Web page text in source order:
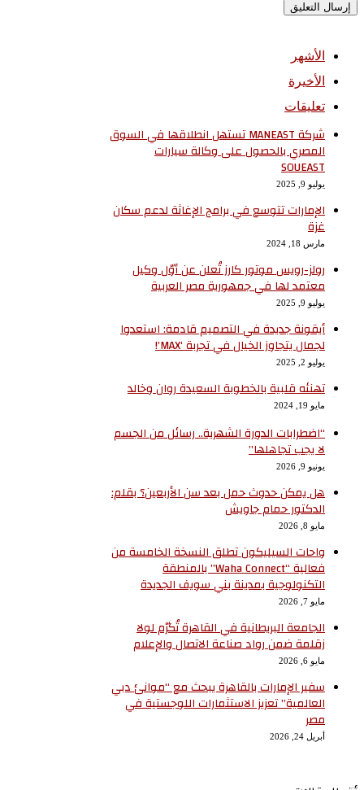
الأشهر
الأخيرة
تعليقات
شركة MANEAST تستهل انطلاقها في السوق
المصري بالحصول على وكالة سيارات
SOUEAST
يوليو 9, 2025
الإمارات تتوسع في برامج الإغاثة لدعم سكان
غزة
مارس 18, 2024
رولز-رويس موتور كارز تُعلن عن أوّل وكيل
معتمد لها في جمهورية مصر العربية
يوليو 9, 2025
أيقونة جديدة في التصميم قادمة: استعدوا
لجمال يتجاوز الخيال في تجربة ‘MAX’!
يوليو 2, 2025
تهنئه قلبية بالخطوبة السعيدة روان وخالد
مايو 19, 2024
“اضطرابات الدورة الشهرية.. رسائل من الجسم
لا يجب تجاهلها”
يونيو 9, 2026
هل يمكن حدوث حمل بعد سن الأربعين؟ بقلم:
الدكتور حمام جاويش
مايو 8, 2026
واحات السيليكون تطلق النسخة الخامسة من
فعالية “Waha Connect” بالمنطقة
التكنولوجية بمدينة بني سويف الجديدة
مايو 7, 2026
الجامعة البريطانية في القاهرة تُكرّم لولا
زقلمة ضمن رواد صناعة الاتصال والإعلام
مايو 6, 2026
سفير الإمارات بالقاهرة يبحث مع “موانئ دبي
العالمية” تعزيز الاستثمارات اللوجستية في
مصر
أبريل 24, 2026